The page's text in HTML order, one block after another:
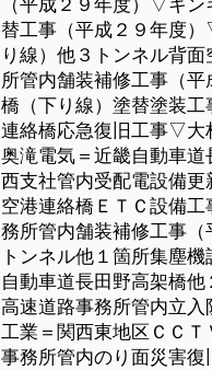
（平成 ２９ 年度）▽キン
替工事（平成 ２９ 年度）
り線）他３トンネル背
所管内舗装補修工事（平
橋（下り線）塗替塗装
連絡橋応急復旧工事▽大
奥滝電気＝近畿自動車
西支社管内受配電設備更
空港連絡橋ＥＴＣ設備
務所管内舗装補修工事（
トンネル他１箇所集塵
自動車道長田野高架橋
高速道路事務所管内立
工業＝関西東地区ＣＣ
事務所管内のり面災害